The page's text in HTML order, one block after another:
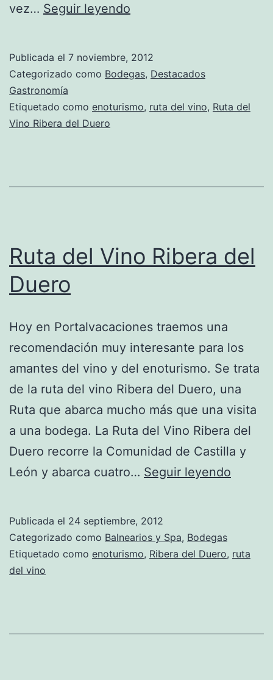
vez… Seguir leyendo
Enoturismo
la
Publicada el 7 noviembre, 2012
Categorizado como Bodegas, Destacados
Gastronomía
Etiquetado como enoturismo, ruta del vino, Ruta del
Vino Ribera del Duero
Ruta del Vino Ribera del
Duero
Hoy en Portalvacaciones traemos una
recomendación muy interesante para los
amantes del vino y del enoturismo. Se trata
de la ruta del vino Ribera del Duero, una
Ruta que abarca mucho más que una visita
a una bodega. La Ruta del Vino Ribera del
Duero recorre la Comunidad de Castilla y
León y abarca cuatro… Seguir leyendo
del
Publicada el 24 septiembre, 2012
Categorizado como Balnearios y Spa, Bodegas
Etiquetado como enoturismo, Ribera del Duero, ruta
del vino